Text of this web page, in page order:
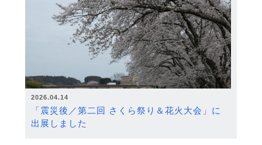
2026.04.14
「震災後／第二回 さくら祭り＆花火大会」に
出展しました